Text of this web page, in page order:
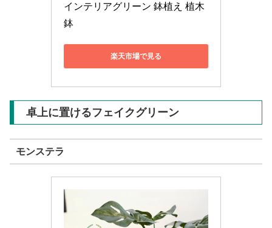
インテリアグリーン 鉢植え 植木
鉢
楽天市場で見る
卓上に置けるフェイクグリーン
モンステラ